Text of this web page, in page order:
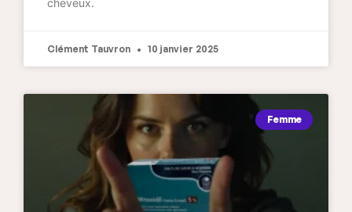
cheveux.
Clément Tauvron 10 janvier 2025
Femme